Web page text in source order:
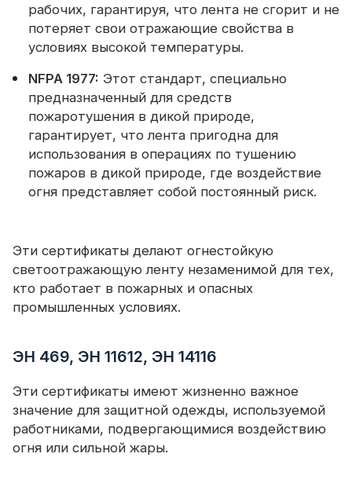
рабочих, гарантируя, что лента не сгорит и не
потеряет свои отражающие свойства в
условиях высокой температуры.
NFPA 1977: Этот стандарт, специально
предназначенный для средств
пожаротушения в дикой природе,
гарантирует, что лента пригодна для
использования в операциях по тушению
пожаров в дикой природе, где воздействие
огня представляет собой постоянный риск.
Эти сертификаты делают огнестойкую
светоотражающую ленту незаменимой для тех,
кто работает в пожарных и опасных
промышленных условиях.
ЭН 469, ЭН 11612, ЭН 14116
Эти сертификаты имеют жизненно важное
значение для защитной одежды, используемой
работниками, подвергающимися воздействию
огня или сильной жары.